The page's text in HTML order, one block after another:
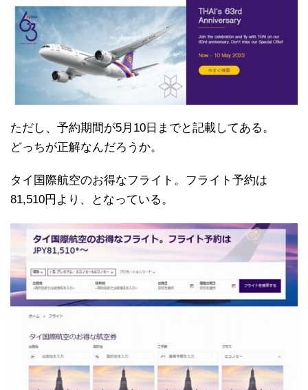
ただし、予約期間が5月10日までと記載してある。
どっちが正解なんだろうか。
タイ国際航空のお得なフライト。フライト予約は
81,510円より、となっている。